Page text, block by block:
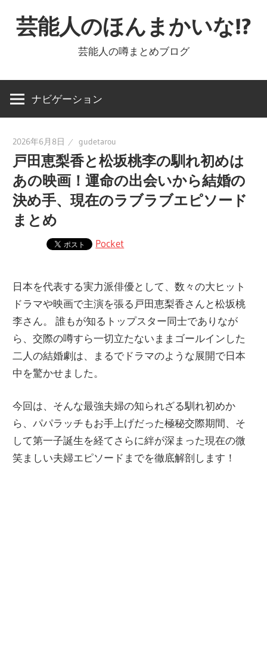
ツ
芸能人のほんまかいな!?
芸能人の噂まとめブログ
ナビゲーション
2026年6月8日 gudetarou
戸田恵梨香と松坂桃李の馴れ初めは
あの映画！運命の出会いから結婚の
決め手、現在のラブラブエピソード
まとめ
Pocket
日本を代表する実力派俳優として、数々の大ヒット
ドラマや映画で主演を張る戸田恵梨香さんと松坂桃
李さん。 誰もが知るトップスター同士でありなが
ら、交際の噂すら一切立たないままゴールインした
二人の結婚劇は、まるでドラマのような展開で日本
中を驚かせました。
今回は、そんな最強夫婦の知られざる馴れ初めか
ら、パパラッチもお手上げだった極秘交際期間、そ
して第一子誕生を経てさらに絆が深まった現在の微
笑ましい夫婦エピソードまでを徹底解剖します！